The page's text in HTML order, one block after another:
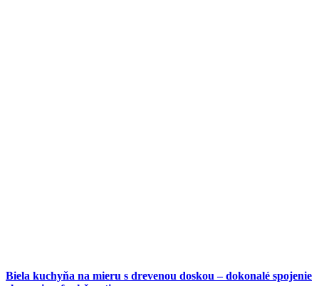
Biela kuchyňa na mieru s drevenou doskou – dokonalé spojenie